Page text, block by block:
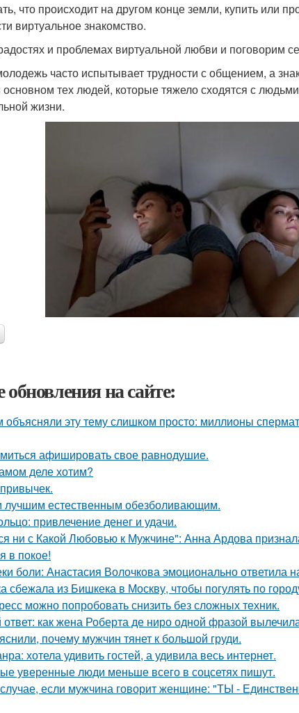
что происходит на другом конце земли, купить или
виртуальное знакомство.
и проблемах виртуальной любви и поговорим
часто испытывает трудности с общением, а
тех людей, которые тяжело сходятся с
жизни.
на сайте:
объясняли эту тему слишком просто: миллионы
афишировать свое равнодушие.
деле хотим?
лучшим естественным обезболивающим.
привлечение денег и удачи.
ни с Какой Любовью к Мужчине": Анна Ардова
в покое!
боли: Анастасия Волочкова эмоционально ответила
сбежала из Бишкека в Москву, чтобы погулять по
можно попробовать снизить без сложных техник.
как жена Роберта де ниро одной фразой
почему мужчин тянет к большой груди.
хотела удивить гостей, а удивила весь интернет.
уверенные люди меньше всего в соцсетях пишут.
если мужчина говорит женщине: "ТЫ -